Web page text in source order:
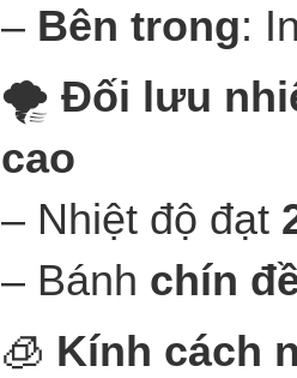
– Bên trong:
🌪️ Đối lưu
cao
– Nhiệt độ đạt
– Bánh chín
🧊 Kính cách